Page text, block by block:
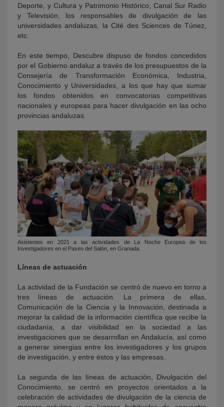
Deporte, y Cultura y Patrimonio Histórico, Canal Sur Radio
y Televisión, los responsables de divulgación de las
universidades andaluzas, la Cité des Sciences de Túnez,
etc.
En este tiempo, Descubre dispuso de fondos concedidos
por el Gobierno andaluz a través de los presupuestos de la
Consejería de Transformación Económica, Industria,
Conocimiento y Universidades, a los que hay que sumar
los fondos obtenidos en convocatorias competitivas
nacionales y europeas para hacer divulgación en las ocho
provincias andaluzas.
Asistentes en 2021 a las actividades de La Noche Europea de los
Investigadores en el Paseo del Salón, en Granada.
Líneas de actuación
La actividad de la Fundación se centró de nuevo en torno a
tres líneas de actuación. La primera de ellas,
Comunicación de la Ciencia y la Innovación, destinada a
mejorar la calidad de la información científica que recibe la
ciudadanía, a dar visibilidad en la sociedad a las
investigaciones que se desarrollan en Andalucía, así como
a generar sinergias entre los investigadores y los grupos
de investigación, y entre éstos y las empresas.
La segunda de las líneas de actuación, Divulgación del
Conocimiento, se centró en proyectos orientados a la
celebración de actividades de divulgación de la ciencia de